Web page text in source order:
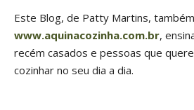
Este Blog, de Patty Martins,
www.aquinacozinha.com.br,
recém casados e pessoas que
cozinhar no seu dia a dia.